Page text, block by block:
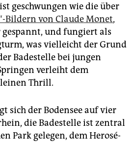
geschwungen wie die über
Bildern von Claude Monet,
und fungiert als
was vielleicht der Grund
Badestelle bei jungen
verleiht dem
Thrill.
sich der Bodensee auf vier
die Badestelle ist zentral
Park gelegen, dem Herosé-